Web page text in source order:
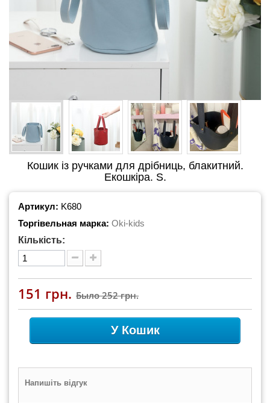
Кошик із ручками для дрібниць, блакитний.
Екошкіра. S.
Артикул: K680
Торгівельная марка: Oki-kids
Кількість:
151 грн. Было252 грн.
У Кошик
Напишіть відгук